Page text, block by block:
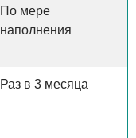
По мере
наполнения
Раз в 3 месяца